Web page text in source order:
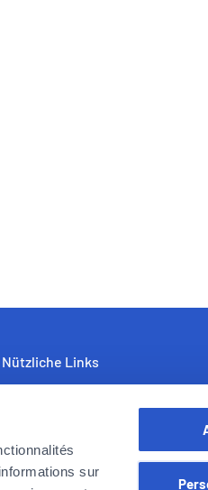
sur
Nützliche Links
Foyer Gruppe
Karriere